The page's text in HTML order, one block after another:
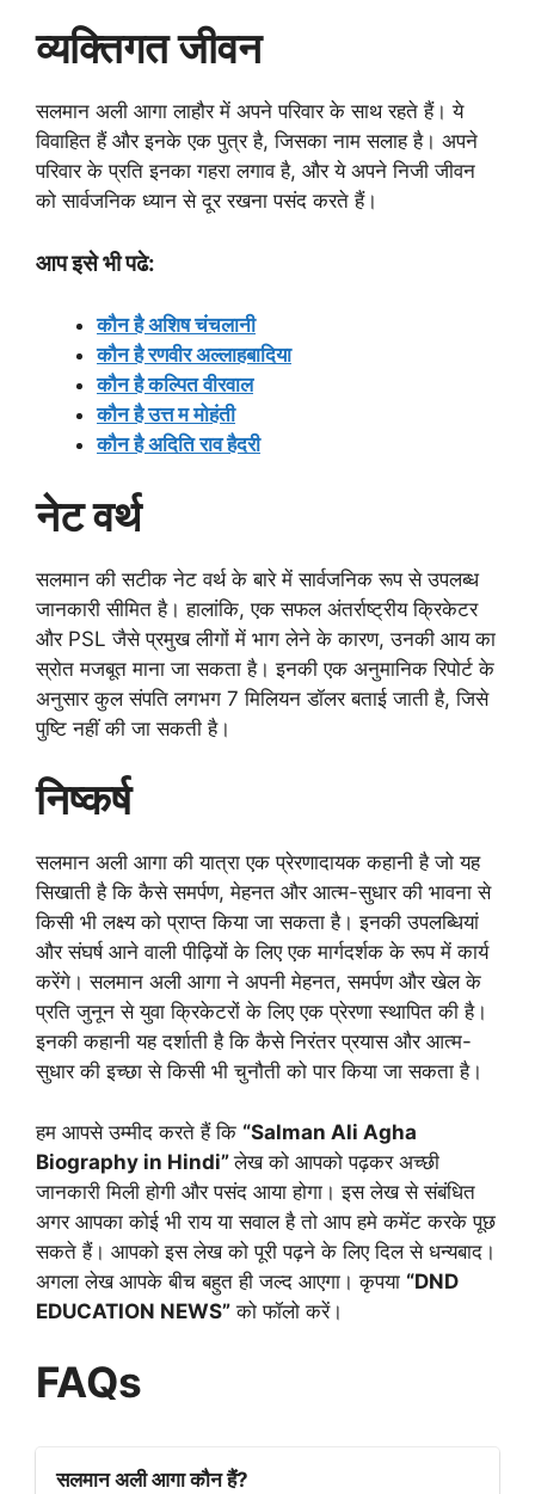
व्यक्तिगत जीवन
सलमान अली आगा लाहौर में अपने परिवार के साथ रहते हैं। ये
विवाहित हैं और इनके एक पुत्र है, जिसका नाम सलाह है। अपने
परिवार के प्रति इनका गहरा लगाव है, और ये अपने निजी जीवन
को सार्वजनिक ध्यान से दूर रखना पसंद करते हैं।
आप इसे भी पढे:
कौन है अशिष चंचलानी
कौन है रणवीर अल्लाहबादिया
कौन है कल्पित वीरवाल
कौन है उत्त म मोहंती
कौन है अदिति राव हैदरी
नेट वर्थ
सलमान की सटीक नेट वर्थ के बारे में सार्वजनिक रूप से उपलब्ध
जानकारी सीमित है। हालांकि, एक सफल अंतर्राष्ट्रीय क्रिकेटर
और PSL जैसे प्रमुख लीगों में भाग लेने के कारण, उनकी आय का
स्रोत मजबूत माना जा सकता है। इनकी एक अनुमानिक रिपोर्ट के
अनुसार कुल संपति लगभग 7 मिलियन डॉलर बताई जाती है, जिसे
पुष्टि नहीं की जा सकती है।
निष्कर्ष
सलमान अली आगा की यात्रा एक प्रेरणादायक कहानी है जो यह
सिखाती है कि कैसे समर्पण, मेहनत और आत्म-सुधार की भावना से
किसी भी लक्ष्य को प्राप्त किया जा सकता है। इनकी उपलब्धियां
और संघर्ष आने वाली पीढ़ियों के लिए एक मार्गदर्शक के रूप में कार्य
करेंगे। सलमान अली आगा ने अपनी मेहनत, समर्पण और खेल के
प्रति जुनून से युवा क्रिकेटरों के लिए एक प्रेरणा स्थापित की है।
इनकी कहानी यह दर्शाती है कि कैसे निरंतर प्रयास और आत्म-
सुधार की इच्छा से किसी भी चुनौती को पार किया जा सकता है।
हम आपसे उम्मीद करते हैं कि “Salman Ali Agha
Biography in Hindi”लेख को आपको पढ़कर अच्छी
जानकारी मिली होगी और पसंद आया होगा। इस लेख से संबंधित
अगर आपका कोई भी राय या सवाल है तो आप हमे कमेंट करके पूछ
सकते हैं। आपको इस लेख को पूरी पढ़ने के लिए दिल से धन्यबाद।
अगला लेख आपके बीच बहुत ही जल्द आएगा। कृपया “DND
EDUCATION NEWS” को फॉलो करें।
FAQs
सलमान अली आगा कौन हैं?